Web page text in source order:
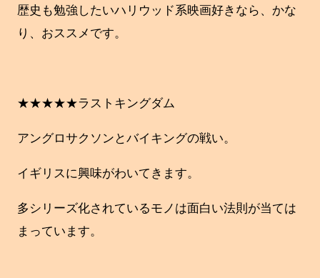
歴史も勉強したいハリウッド系映画好きなら、かな
り、おススメです。
★★★★★ラストキングダム
アングロサクソンとバイキングの戦い。
イギリスに興味がわいてきます。
多シリーズ化されているモノは面白い法則が当ては
まっています。